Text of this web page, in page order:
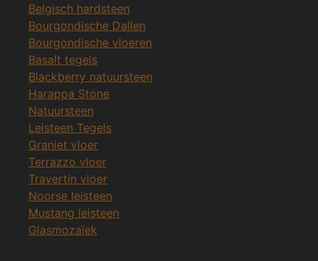
Belgisch hardsteen
Bourgondische Dallen
Bourgondische vloeren
Basalt tegels
Blackberry natuursteen
Harappa Stone
Natuursteen
Leisteen Tegels
Graniet vloer
Terrazzo vloer
Travertin vloer
Noorse leisteen
Mustang leisteen
Glasmozaïek